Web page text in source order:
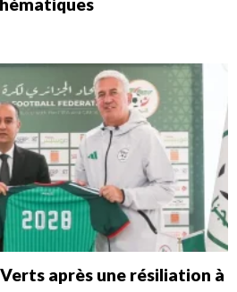
après une résiliation à